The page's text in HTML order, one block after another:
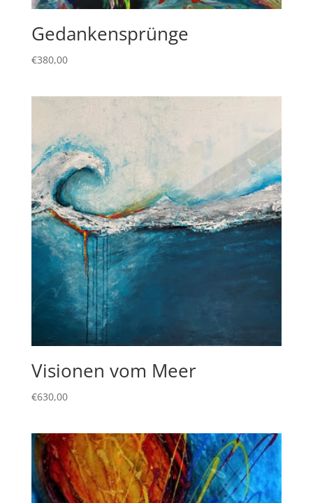
Gedankensprünge
€380,00
Visionen vom Meer
€630,00